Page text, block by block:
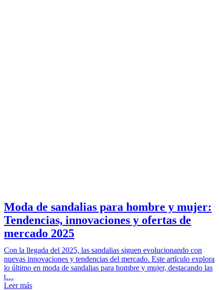
Moda de sandalias para hombre y mujer:
Tendencias, innovaciones y ofertas de
mercado 2025
Con la llegada del 2025, las sandalias siguen evolucionando con
nuevas innovaciones y tendencias del mercado. Este artículo explora
lo último en moda de sandalias para hombre y mujer, destacando las
t…
Leer más